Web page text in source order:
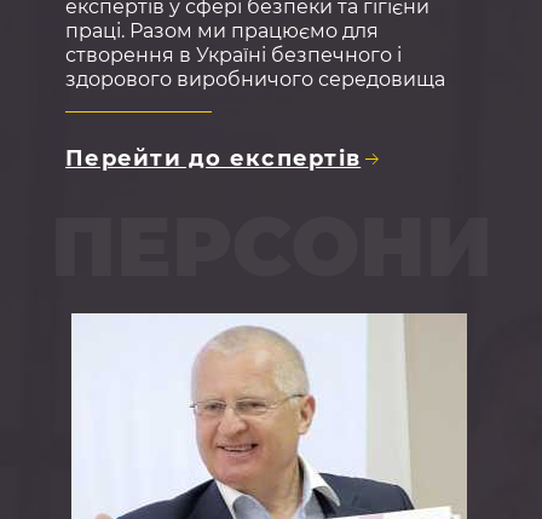
експертів у сфері безпеки та гігієни
праці. Разом ми працюємо для
створення в Україні безпечного і
здорового виробничого середовища
Перейти до експертів